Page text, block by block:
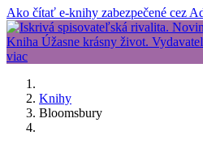
Ako čítať e-knihy zabezpečené cez
Knihy
Bloomsbury